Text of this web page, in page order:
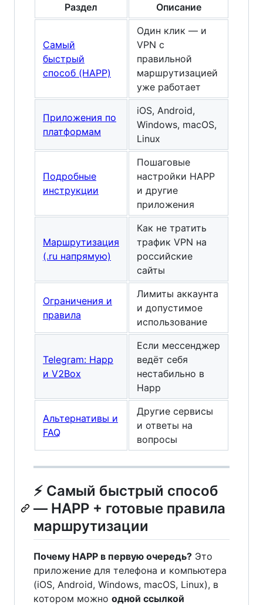
Раздел Описание
Самый
быстрый
способ (HAPP)
Один клик — и
VPN с
правильной
маршрутизацией
уже работает
Приложения по
платформам
iOS, Android,
Windows, macOS,
Linux
Подробные
инструкции
Пошаговые
настройки HAPP
и другие
приложения
Маршрутизация
(.ru напрямую)
Как не тратить
трафик VPN на
российские
сайты
Ограничения и
правила
Лимиты аккаунта
и допустимое
использование
Telegram: Happ
и V2Box
Если мессенджер
ведёт себя
нестабильно в
Happ
Альтернативы и
FAQ
Другие сервисы
и ответы на
вопросы
⚡ Самый быстрый способ
— HAPP + готовые правила
маршрутизации
Почему HAPP в первую очередь? Это
приложение для телефона и компьютера
(iOS, Android, Windows, macOS, Linux), в
котором можно одной ссылкой